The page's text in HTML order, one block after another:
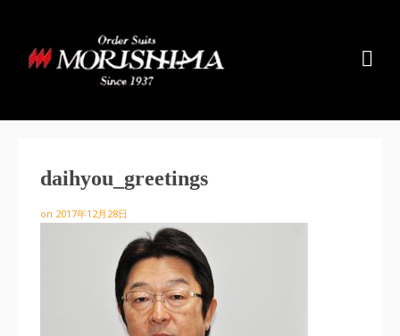
daihyou_greetings
on 2017年12月28日